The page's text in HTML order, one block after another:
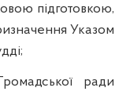
підготовкою,
Указом
ради